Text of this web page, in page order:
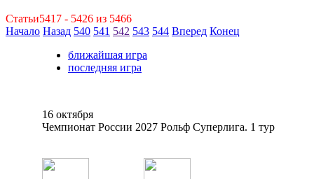
Статьи5417 - 5426 из 5466
Начало Назад 540 541 542 543 544 Вперед Конец
ближайшая игра
последняя игра
16 октября
Чемпионат России 2027 Рольф Суперлига. 1 тур